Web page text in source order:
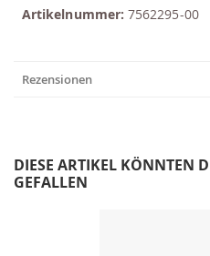
Artikelnummer: 7562295-00
Rezensionen
DIESE ARTIKEL KÖNNTEN
GEFALLEN